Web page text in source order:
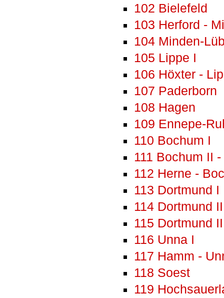
102 Bielefeld
103 Herford -
104 Minden-
105 Lippe I
106 Höxter -
107 Paderborn
108 Hagen
109 Ennepe-
110 Bochum I
111 Bochum II
112 Herne -
113 Dortmund I
114 Dortmund II
115 Dortmund
116 Unna I
117 Hamm -
118 Soest
119